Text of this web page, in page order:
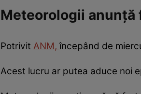
Meteorologii
Potrivit ANM,începând de
Acest lucru ar putea aduce noi